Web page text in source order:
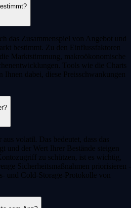
das Zusammenspiel von Angebot und
bestimmt. Zu den Einflussfaktoren
Marktstimmung, makroökonomische
Tools wie die Charts
dabei, diese Preisschwankungen
volatil. Das bedeutet, dass das
und der Wert Ihrer Bestände steigen
zu schützen, ist es wichtig,
Sicherheitsmaßnahmen priorisieren -
und Cold-Storage-Protokolle von